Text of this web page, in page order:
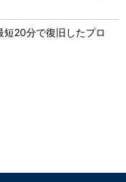
短20分で復旧したプロ